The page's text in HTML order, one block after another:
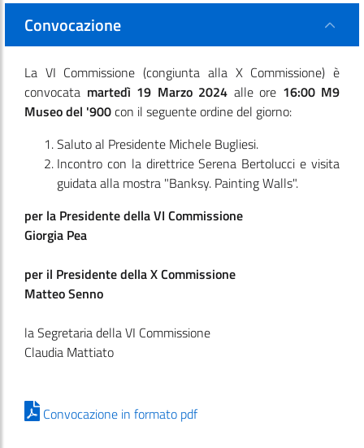
Convocazione
La VI Commissione(congiunta alla X Commissione) è
convocata martedì 19 Marzo 2024 alle ore 16:00 M9
Museo del '900con il seguente ordine del giorno:
Saluto al Presidente Michele Bugliesi.
Incontro con la direttrice Serena Bertolucci e visita
guidata alla mostra "Banksy. Painting Walls".
per la Presidente della VI Commissione
Giorgia Pea
per il Presidente della X Commissione
Matteo Senno
la Segretaria della VI Commissione
Claudia Mattiato
Convocazione in formato pdf